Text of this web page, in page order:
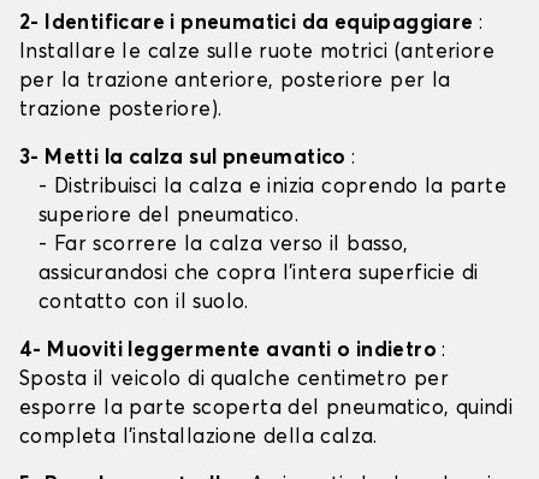
2- Identificare i pneumatici da equipaggiare :
Installare le calze sulle ruote motrici (anteriore
per la trazione anteriore, posteriore per la
trazione posteriore).
3- Metti la calza sul pneumatico:
- Distribuisci la calza e inizia coprendo la parte
superiore del pneumatico.
- Far scorrere la calza verso il basso,
assicurandosi che copra l'intera superficie di
contatto con il suolo.
4- Muoviti leggermente avanti o indietro:
Sposta il veicolo di qualche centimetro per
esporre la parte scoperta del pneumatico, quindi
completa l'installazione della calza.